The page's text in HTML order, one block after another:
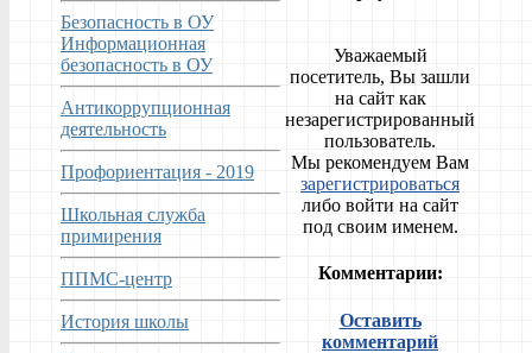
Безопасность в ОУ
Информационная
безопасность в ОУ
Антикоррупционная
деятельность
Профориентация - 2019
Школьная служба
примирения
ППМС-центр
История школы
Уважаемый
посетитель, Вы зашли
на сайт как
незарегистрированный
пользователь.
Мы рекомендуем Вам
зарегистрироваться
либо войти на сайт
под своим именем.
Комментарии:
Оставить
комментарий